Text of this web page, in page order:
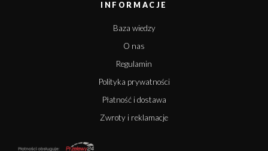
INFORMACJE
Baza wiedzy
O nas
Regulamin
Polityka prywatności
Płatność i dostawa
Zwroty i reklamacje